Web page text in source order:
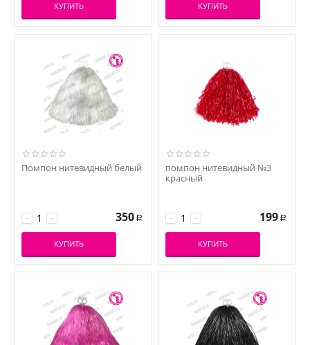
КУПИТЬ КУПИТЬ
Помпон нитевидный белый
+
− 350 Р
КУПИТЬ
помпон нитевидный №3
красный
+
− 199 Р
КУПИТЬ